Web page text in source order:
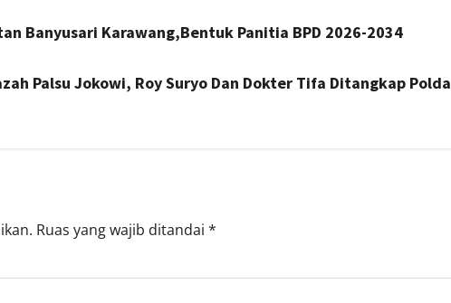
Banyusari Karawang,Bentuk Panitia BPD 2026-2034
Palsu Jokowi, Roy Suryo Dan Dokter Tifa Ditangkap Polda
Ruas yang wajib ditandai *